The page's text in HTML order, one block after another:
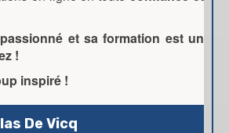
et sa formation est un
!
inspiré !
De Vicq